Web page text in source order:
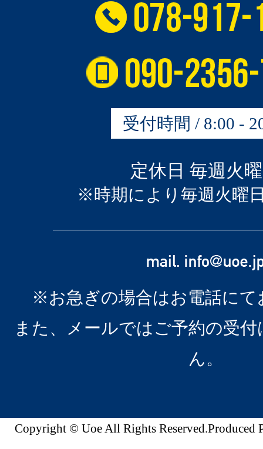
受付時間 / 8:00 -
定休日 毎週火
※時期により毎週火曜
※お急ぎの場合はお電話にて
また、メールではご予約の受
ん。
Copyright © Uoe All Rights Reserved.Produced